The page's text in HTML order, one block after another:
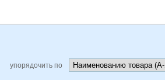
упорядочить по